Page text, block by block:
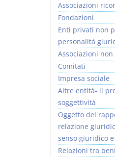
Associazioni
Fondazioni
Enti privati non
personalità
Associazioni
Comitati
Impresa sociale
Altre entità- il
soggettività
Oggetto del
relazione
senso giuridico e
Relazioni tra beni